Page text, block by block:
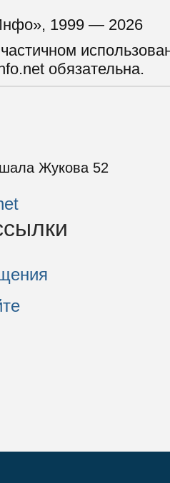
1999 — 2026
обязательна.
Жукова 52